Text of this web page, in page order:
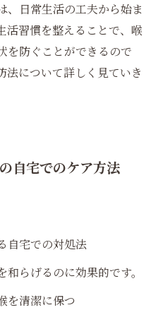
、日常生活の工夫から始ま
活習慣を整えることで、喉
を防ぐことができるので
法について詳しく見ていき
自宅でのケア方法
自宅での対処法
らげるのに効果的です。
を清潔に保つ